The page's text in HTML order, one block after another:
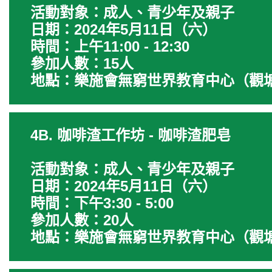
活動對象：成人、青少年及親子
日期：2024年5月11日（六）
時間：上午11:00 - 12:30
參加人數：15人
地點：樂施會無窮世界教育中心（觀
4B. 咖啡渣工作坊 - 咖啡渣肥皂
活動對象：成人、青少年及親子
日期：2024年5月11日（六）
時間：下午3:30 - 5:00
參加人數：20人
地點：樂施會無窮世界教育中心（觀